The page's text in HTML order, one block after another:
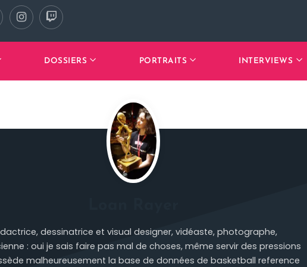
DOSSIERS PORTRAITS INTERVIEWS
dessinatrice et visual designer, vidéaste, photographe,
: oui je sais faire pas mal de choses, même servir des pressions
malheureusement la base de données de basketball reference